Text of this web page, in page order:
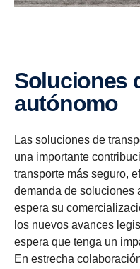
Soluciones de transporte
autónomo
Las soluciones de
una importante
transporte más seguro,
demanda de soluciones
espera su
los nuevos avances
espera que tenga un
En estrecha